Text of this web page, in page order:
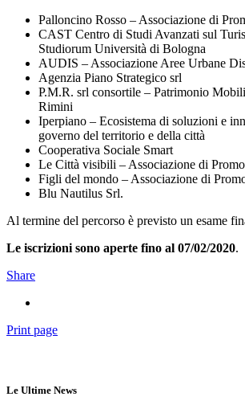
Palloncino Rosso – Associazione di
CAST Centro di Studi Avanzati sul
Studiorum Università di Bologna
AUDIS – Associazione Aree Urbane
Agenzia Piano Strategico srl
P.M.R. srl consortile – Patrimonio
Rimini
Iperpiano – Ecosistema di soluzioni e
governo del territorio e della città
Cooperativa Sociale Smart
Le Città visibili – Associazione di
Figli del mondo – Associazione di
Blu Nautilus Srl.
Al termine del percorso è previsto un esame
Le iscrizioni sono aperte fino al 07/02/2020.
Share
Print page
Le Ultime News